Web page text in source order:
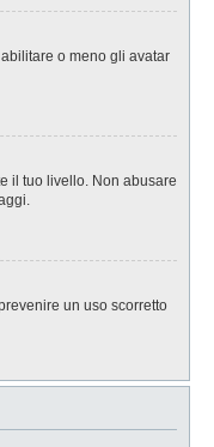
o meno gli avatar
il tuo livello. Non abusare
un uso scorretto